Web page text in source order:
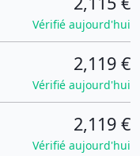
Vérifié aujourd'hui
2,119 €
Vérifié aujourd'hui
2,119 €
Vérifié aujourd'hui